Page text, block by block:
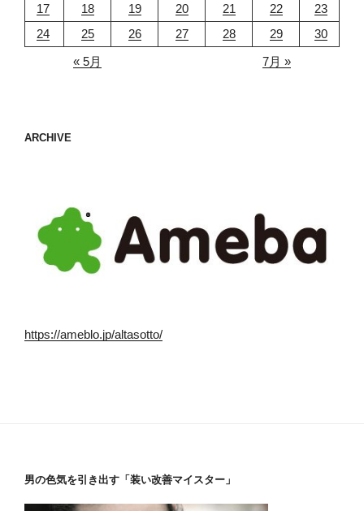
17
18 19 20 21 22
23
24
25 26 27 28 29
30
« 5月
7月 »
ARCHIVE
https://ameblo.jp/altasotto/
男の色気を引き出す「装い改善マイスター」